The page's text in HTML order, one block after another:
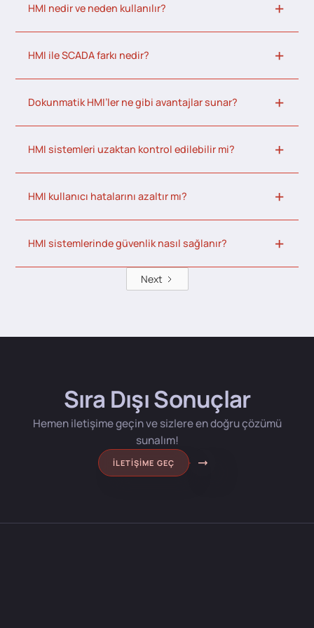
HMI nedir ve neden kullanılır?
HMI ile SCADA farkı nedir?
Dokunmatik HMI’ler ne gibi avantajlar sunar?
HMI sistemleri uzaktan kontrol edilebilir mi?
HMI kullanıcı hatalarını azaltır mı?
HMI sistemlerinde güvenlik nasıl sağlanır?
Next
Sıra Dışı Sonuçlar
Hemen iletişime geçin ve sizlere en doğru çözümü
sunalım!
İLETIŞIME GEÇ